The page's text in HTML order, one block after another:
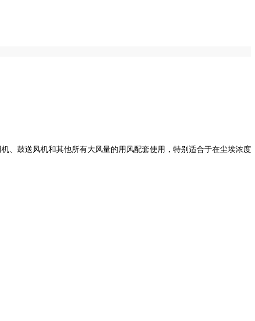
、鼓送风机和其他所有大风量的用风配套使用，特别适合于在尘埃浓度